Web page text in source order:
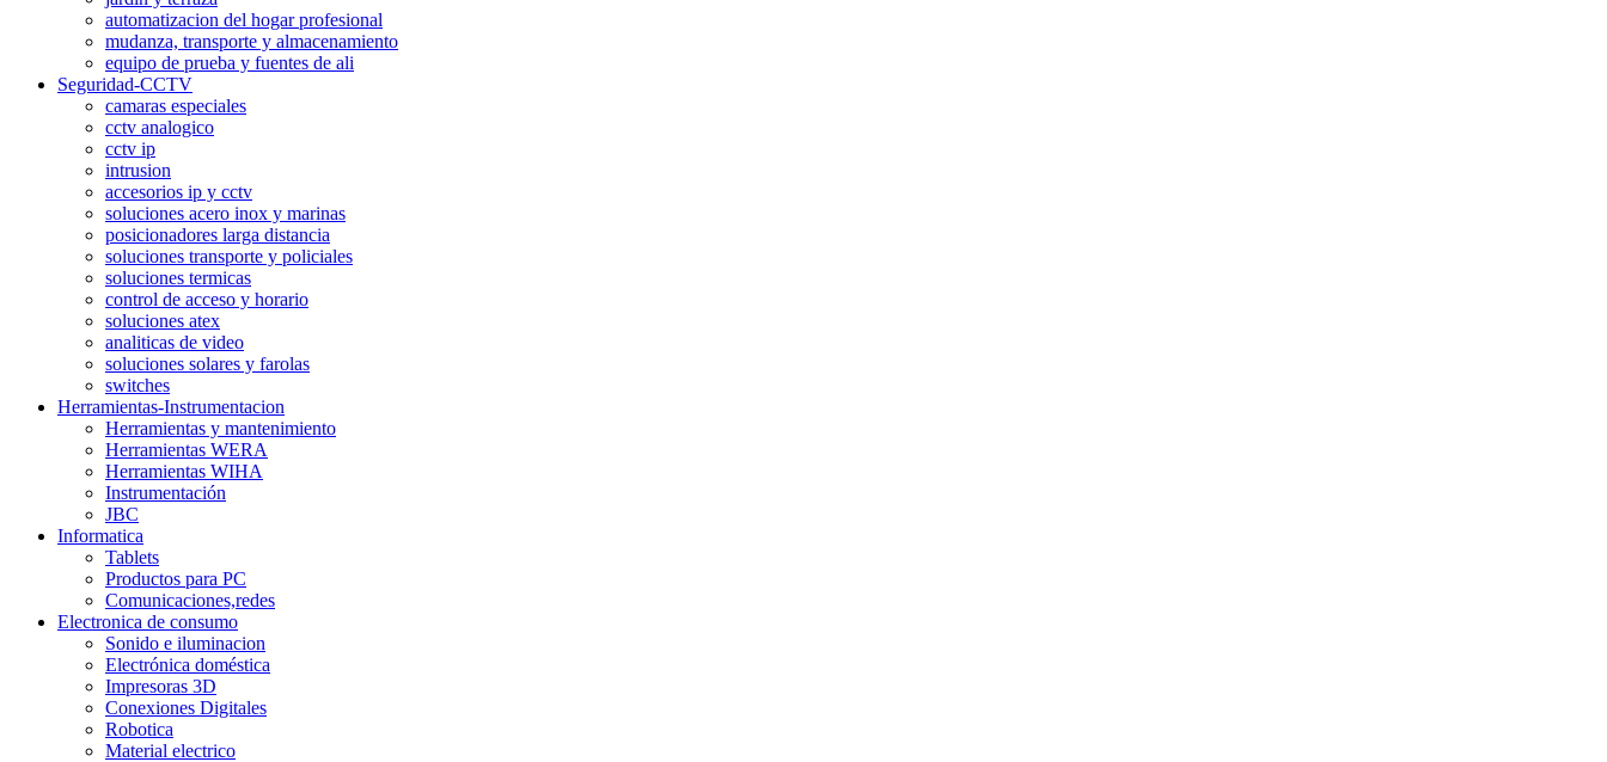
automatizacion del hogar profesional
mudanza, transporte y almacenamiento
equipo de prueba y fuentes de ali
Seguridad-CCTV
camaras especiales
cctv analogico
cctv ip
intrusion
accesorios ip y cctv
soluciones acero inox y marinas
posicionadores larga distancia
soluciones transporte y policiales
soluciones termicas
control de acceso y horario
soluciones atex
analiticas de video
soluciones solares y farolas
switches
Herramientas-Instrumentacion
Herramientas y mantenimiento
Herramientas WERA
Herramientas WIHA
Instrumentación
JBC
Informatica
Tablets
Productos para PC
Comunicaciones,redes
Electronica de consumo
Sonido e iluminacion
Electrónica doméstica
Impresoras 3D
Conexiones Digitales
Robotica
Material electrico